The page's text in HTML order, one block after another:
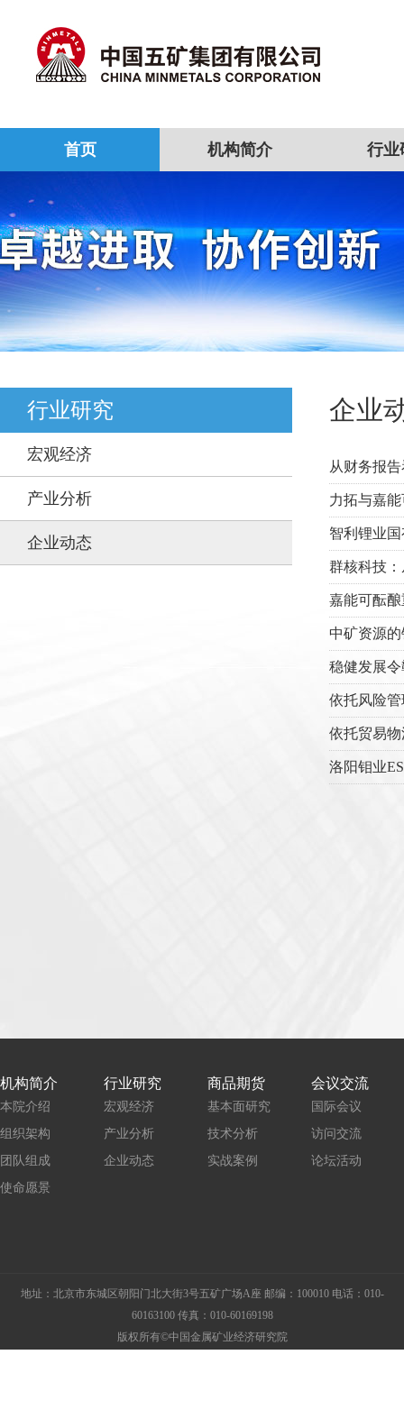
首页 机构简介 行业
行业研究
宏观经济
产业分析
企业动态
企业
从财务报
力拓与嘉
智利锂业
群核科技
嘉能可酝
中矿资源
稳健发展
依托风险
依托贸易
洛阳钼业
机构简介
本院介绍
组织架构
团队组成
使命愿景
行业研究
宏观经济
产业分析
企业动态
商品期货
基本面研究
技术分析
实战案例
会议交流
国际会议
访问交流
论坛活动
地址：北京市东城区朝阳门北大街3号五矿广场A座 邮编：100010 电话：010-
60163100 传真：010-60169198
版权所有©中国金属矿业经济研究院